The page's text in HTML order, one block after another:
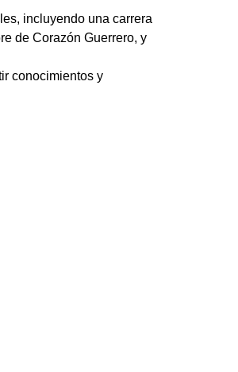
incluyendo una carrera
de Corazón Guerrero, y
conocimientos y